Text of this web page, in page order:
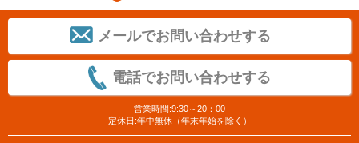
メールでお問い合わせする
電話でお問い合わせする
営業時間:9:30～20：00
定休日:年中無休（年末年始を除く）